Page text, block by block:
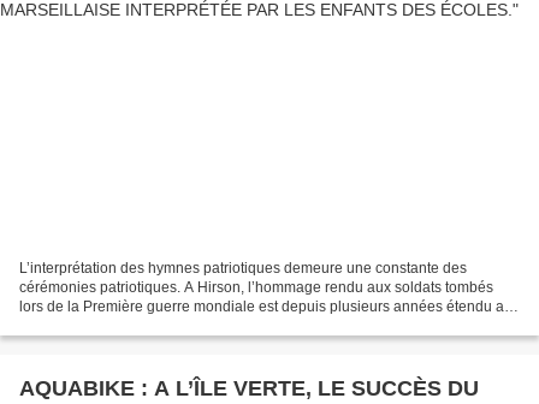
L’interprétation des hymnes patriotiques demeure une constante des
cérémonies patriotiques. A Hirson, l’hommage rendu aux soldats tombés
lors de la Première guerre mondiale est depuis plusieurs années étendu aux
AQUABIKE : A L’ÎLE VERTE, LE SUCCÈS DU